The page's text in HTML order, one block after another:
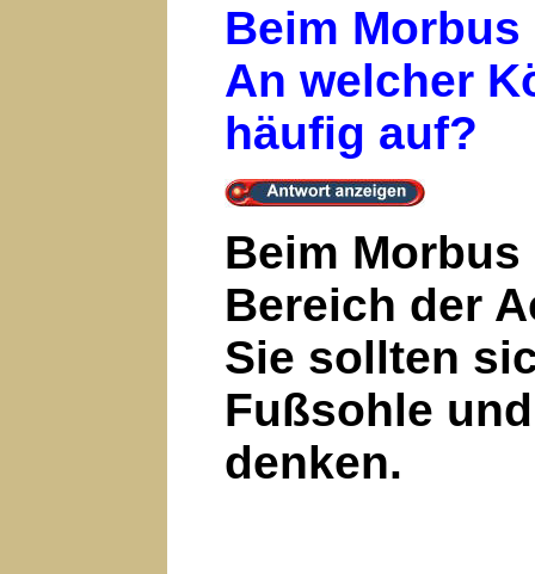
Beim
An welcher
häufig auf?
Beim
Bereich der
Sie sollten
Fußsohle
denken.